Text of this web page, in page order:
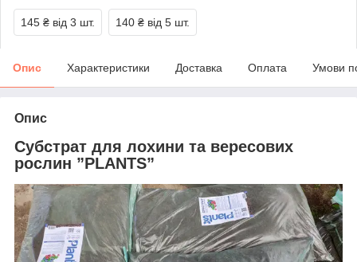
145 ₴ від 3 шт. 140 ₴ від 5 шт.
Опис Характеристики Доставка Оплата Умови
Опис
Субстрат для лохини та вересових
рослин ”PLANTS”